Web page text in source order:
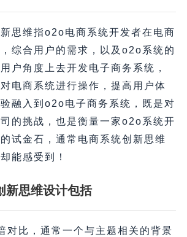
思维指o2o电商系统开发者在电商
综合用户的需求，以及o2o系统的
户角度上去开发电子商务系统，
电商系统进行操作，提高用户体
融入到o2o电子商务系统，既是对
的挑战，也是衡量一家o2o系统开
试金石，通常电商系统创新思维
能感受到！
新思维设计包括
对比，通常一个与主题相关的背景